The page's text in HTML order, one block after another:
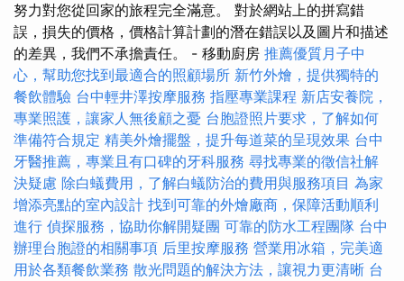
努力對您從回家的旅程完全滿意。 對於網站上的拼寫錯
誤，損失的價格，價格計算計劃的潛在錯誤以及圖片和描述
的差異，我們不承擔責任。 - 移動廚房 推薦優質月子中
心，幫助您找到最適合的照顧場所 新竹外燴，提供獨特的
餐飲體驗 台中輕井澤按摩服務 指壓專業課程 新店安養院，
專業照護，讓家人無後顧之憂 台胞證照片要求，了解如何
準備符合規定 精美外燴擺盤，提升每道菜的呈現效果 台中
牙醫推薦，專業且有口碑的牙科服務 尋找專業的徵信社解
決疑慮 除白蟻費用，了解白蟻防治的費用與服務項目 為家
增添亮點的室內設計 找到可靠的外燴廠商，保障活動順利
進行 偵探服務，協助你解開疑團 可靠的防水工程團隊 台中
辦理台胞證的相關事項 后里按摩服務 營業用冰箱，完美適
用於各類餐飲業務 散光問題的解決方法，讓視力更清晰 台